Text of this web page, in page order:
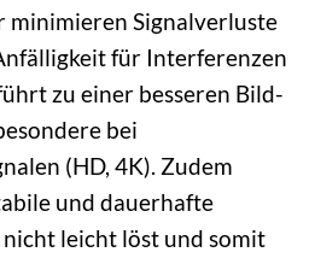
minimieren Signalverluste
für Interferenzen
zu einer besseren Bild-
bei
(HD, 4K). Zudem
und dauerhafte
leicht löst und somit